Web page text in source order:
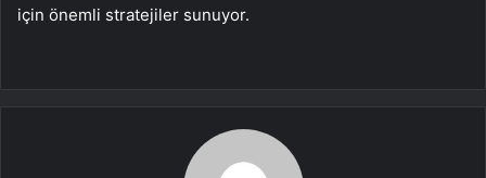
için önemli stratejiler sunuyor.